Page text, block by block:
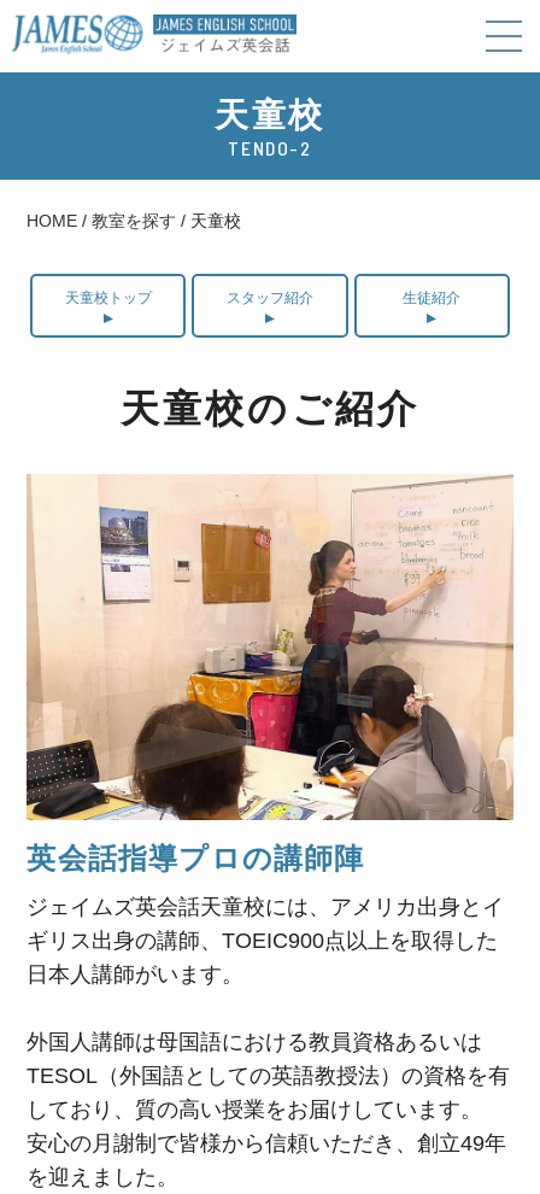
天童校
TENDO-2
HOME /教室を探す / 天童校
天童校トップ スタッフ紹介 生徒紹介
天童校のご紹介
英会話指導プロの講師陣
ジェイムズ英会話天童校には、アメリカ出身とイ
ギリス出身の講師、TOEIC900点以上を取得した
日本人講師がいます。
外国人講師は母国語における教員資格あるいは
TESOL（外国語としての英語教授法）の資格を有
しており、質の高い授業をお届けしています。
安心の月謝制で皆様から信頼いただき、創立49年
を迎えました。